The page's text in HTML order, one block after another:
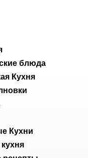
блюда
Кухня
Кухни